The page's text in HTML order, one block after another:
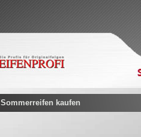
Sommerreifen kaufen